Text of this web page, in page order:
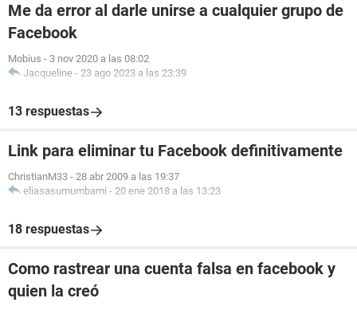
Me da error al darle unirse a cualquier grupo de
Facebook
Mobius - 3 nov 2020 a las 08:02
Jacqueline - 23 ago 2023 a las 23:39
13 respuestas
Link para eliminar tu Facebook definitivamente
ChristianM33 - 28 abr 2009 a las 19:37
eliasasumumbami - 20 ene 2018 a las 13:23
18 respuestas
Como rastrear una cuenta falsa en facebook y
quien la creó